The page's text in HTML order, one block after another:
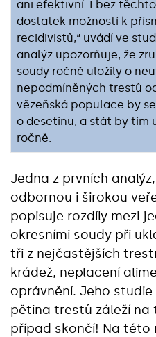
ani efektivní. I bez
dostatek možností k
recidivistů,“ uvádí ve
analýz upozorňuje, že
soudy ročně uložily o
nepodmíněných trestů
vězeňská populace by
o desetinu, a stát by tím
ročně.
Jedna z prvních
odbornou i širokou
popisuje rozdíly mezi
okresními soudy při
tři z nejčastějších
krádež, neplacení
oprávnění. Jeho
pětina trestů záleží na
případ skončí! Na této